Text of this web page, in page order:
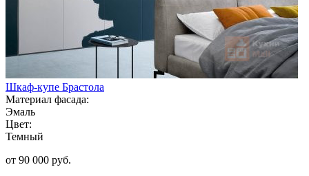
Шкаф-купе Брастола
Материал фасада:
Эмаль
Цвет:
Темный
от 90 000 руб.